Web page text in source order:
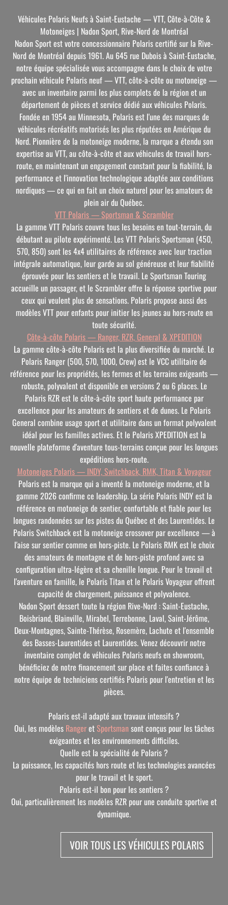
Véhicules Polaris Neufs à Saint-Eustache — VTT, Côte-à-Côte &
Motoneiges | Nadon Sport, Rive-Nord de Montréal
Nadon Sport est votre concessionnaire Polaris certifié sur la Rive-
Nord de Montréal depuis 1961. Au 645 rue Dubois à Saint-Eustache,
notre équipe spécialisée vous accompagne dans le choix de votre
prochain véhicule Polaris neuf — VTT, côte-à-côte ou motoneige —
avec un inventaire parmi les plus complets de la région et un
département de pièces et service dédié aux véhicules Polaris.
Fondée en 1954 au Minnesota, Polaris est l'une des marques de
véhicules récréatifs motorisés les plus réputées en Amérique du
Nord. Pionnière de la motoneige moderne, la marque a étendu son
expertise au VTT, au côte-à-côte et aux véhicules de travail hors-
route, en maintenant un engagement constant pour la fiabilité, la
performance et l'innovation technologique adaptée aux conditions
nordiques — ce qui en fait un choix naturel pour les amateurs de
plein air du Québec.
VTT Polaris — Sportsman & Scrambler
La gamme VTT Polaris couvre tous les besoins en tout-terrain, du
débutant au pilote expérimenté. Les VTT Polaris Sportsman (450,
570, 850) sont les 4x4 utilitaires de référence avec leur traction
intégrale automatique, leur garde au sol généreuse et leur fiabilité
éprouvée pour les sentiers et le travail. Le Sportsman Touring
accueille un passager, et le Scrambler offre la réponse sportive pour
ceux qui veulent plus de sensations. Polaris propose aussi des
modèles VTT pour enfants pour initier les jeunes au hors-route en
toute sécurité.
Côte-à-côte Polaris — Ranger, RZR, General & XPEDITION
La gamme côte-à-côte Polaris est la plus diversifiée du marché. Le
Polaris Ranger (500, 570, 1000, Crew) est le VCC utilitaire de
référence pour les propriétés, les fermes et les terrains exigeants —
robuste, polyvalent et disponible en versions 2 ou 6 places. Le
Polaris RZR est le côte-à-côte sport haute performance par
excellence pour les amateurs de sentiers et de dunes. Le Polaris
General combine usage sport et utilitaire dans un format polyvalent
idéal pour les familles actives. Et le Polaris XPEDITION est la
nouvelle plateforme d'aventure tous-terrains conçue pour les longues
expéditions hors-route.
Motoneiges Polaris — INDY, Switchback, RMK, Titan & Voyageur
Polaris est la marque qui a inventé la motoneige moderne, et la
gamme 2026 confirme ce leadership. La série Polaris INDY est la
référence en motoneige de sentier, confortable et fiable pour les
longues randonnées sur les pistes du Québec et des Laurentides. Le
Polaris Switchback est la motoneige crossover par excellence — à
l'aise sur sentier comme en hors-piste. Le Polaris RMK est le choix
des amateurs de montagne et de hors-piste profond avec sa
configuration ultra-légère et sa chenille longue. Pour le travail et
l'aventure en famille, le Polaris Titan et le Polaris Voyageur offrent
capacité de chargement, puissance et polyvalence.
Nadon Sport dessert toute la région Rive-Nord : Saint-Eustache,
Boisbriand, Blainville, Mirabel, Terrebonne, Laval, Saint-Jérôme,
Deux-Montagnes, Sainte-Thérèse, Rosemère, Lachute et l'ensemble
des Basses-Laurentides et Laurentides. Venez découvrir notre
inventaire complet de véhicules Polaris neufs en showroom,
bénéficiez de notre financement sur place et faites confiance à
notre équipe de techniciens certifiés Polaris pour l'entretien et les
pièces.
Polaris est-il adapté aux travaux intensifs ?
Oui, les modèles RangeretSportsmansont conçus pour les tâches
exigeantes et les environnements difficiles.
Quelle est la spécialité de Polaris ?
La puissance, les capacités hors route et les technologies avancées
pour le travail et le sport.
Polaris est-il bon pour les sentiers ?
Oui, particulièrement les modèles RZR pour une conduite sportive et
dynamique.
VOIR TOUS LES VÉHICULES POLARIS